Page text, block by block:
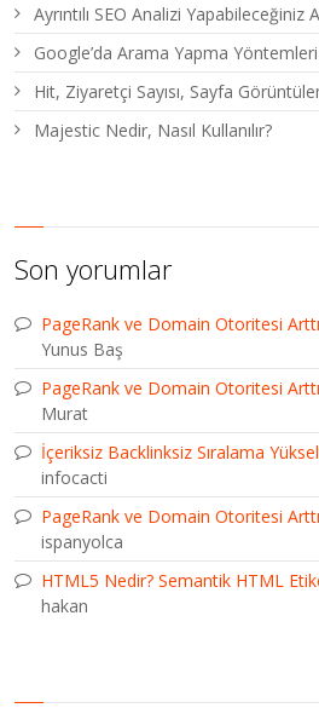
Ayrıntılı SEO Analizi Yapabileceğiniz
Google’da Arama Yapma Yöntemleri
Hit, Ziyaretçi Sayısı, Sayfa
Majestic Nedir, Nasıl Kullanılır?
Son yorumlar
PageRank ve Domain Otoritesi
Yunus Baş
PageRank ve Domain Otoritesi
Murat
İçeriksiz Backlinksiz Sıralama
infocacti
PageRank ve Domain Otoritesi
ispanyolca
HTML5 Nedir? Semantik HTML
hakan